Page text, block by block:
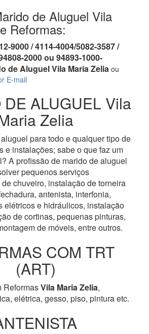
de Aluguel Vila
Reformas:
9000 / 4114-4004/5082-3587 /
2000 ou 94893-1000-
de Aluguel Vila Maria Zelia ou
E-mail
DE ALUGUEL Vila
Zelia
para todo e qualquer tipo de
e instalações; sabe o que faz um
A profissão de marido de aluguel
pequenos serviços
chuveiro, instalação de torneira
antenista, interfonia,
elétricos e hidráulicos, instalação
de cortinas, pequenas pinturas,
de móveis, entre outros.
COM TRT
(ART)
ReformasVila Maria Zelia,
elétrica, gesso, piso, pintura etc.